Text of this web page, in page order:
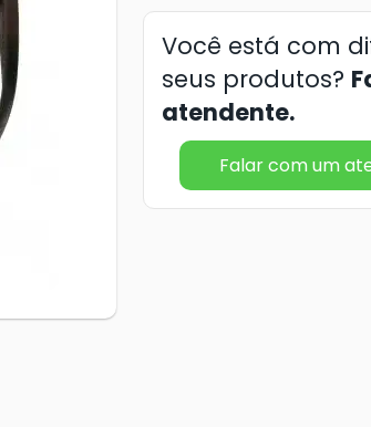
Você está com
seus produtos?
atendente.
Falar com um